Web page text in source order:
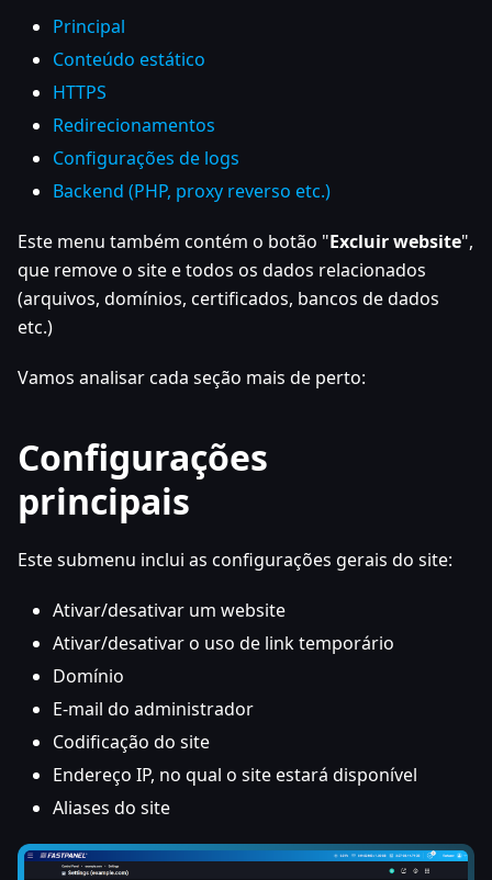
Principal
Conteúdo estático
HTTPS
Redirecionamentos
Configurações de logs
Backend (PHP, proxy reverso etc.)
Este menu também contém o botão "Excluir website",
que remove o site e todos os dados relacionados
(arquivos, domínios, certificados, bancos de dados
etc.)
Vamos analisar cada seção mais de perto:
Configurações
principais
Este submenu inclui as configurações gerais do site:
Ativar/desativar um website
Ativar/desativar o uso de link temporário
Domínio
E-mail do administrador
Codificação do site
Endereço IP, no qual o site estará disponível
Aliases do site